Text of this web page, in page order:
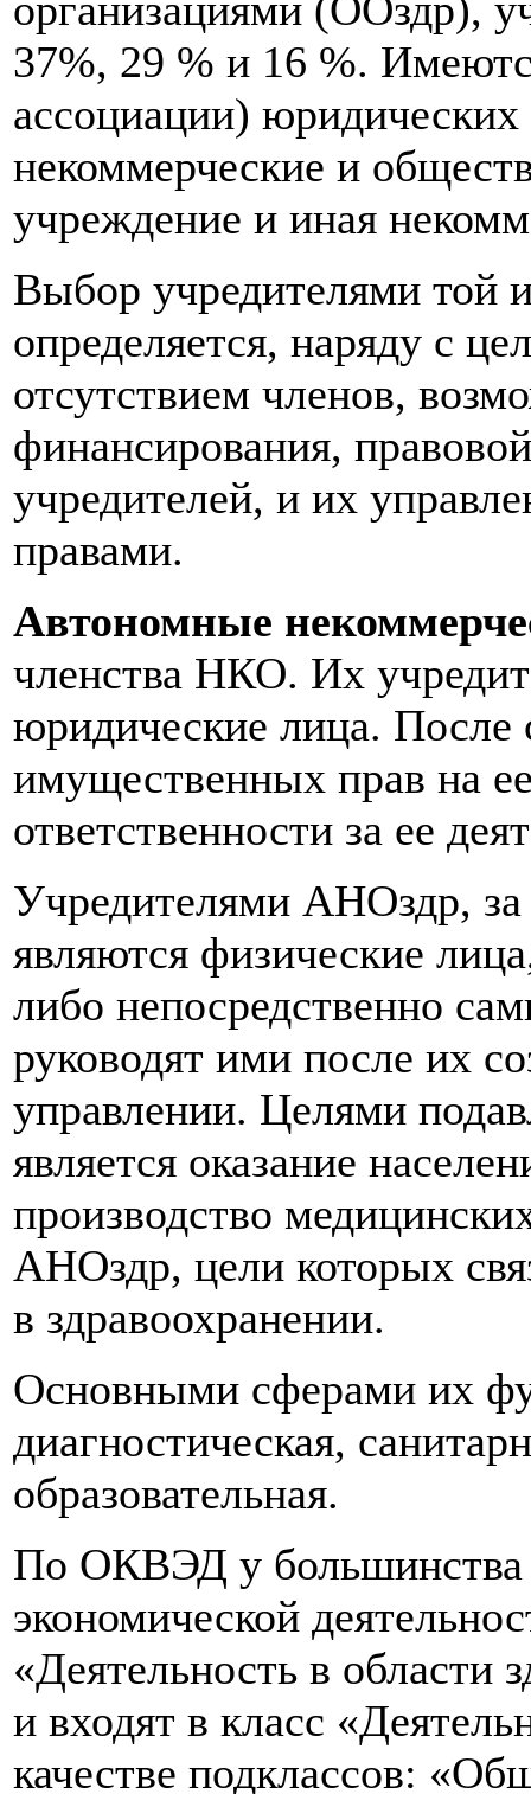
37%, 29 % и 16 %.
ассоциации) юридических
некоммерческие и
учреждение и иная
Выбор учредителями
определяется, наряду с
отсутствием членов,
финансирования,
учредителей, и их
правами.
Автономные
членства НКО. Их
юридические лица. После
имущественных прав на
ответственности за ее
Учредителями АНОздр,
являются физические
либо непосредственно
руководят ими после их
управлении. Целями
является оказание
производство
АНОздр, цели которых
в здравоохранении.
Основными сферами их
диагностическая,
образовательная.
По ОКВЭД у
экономической
«Деятельность в области
и входят в класс
качестве подклассов: